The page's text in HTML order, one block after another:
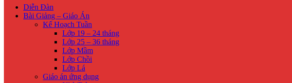
Diễn Đàn
Bài Giảng – Giáo Án
Kế Hoạch Tuần
Lớp 19 – 24 tháng
Lớp 25 – 36 tháng
Lớp Mầm
Lớp Chồi
Lớp Lá
Giáo án ứng dụng